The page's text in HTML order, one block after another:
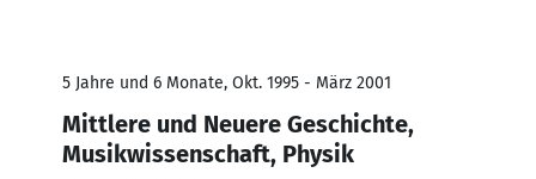
5 Jahre und 6 Monate, Okt. 1995 - März 2001
Mittlere und Neuere Geschichte,
Musikwissenschaft, Physik